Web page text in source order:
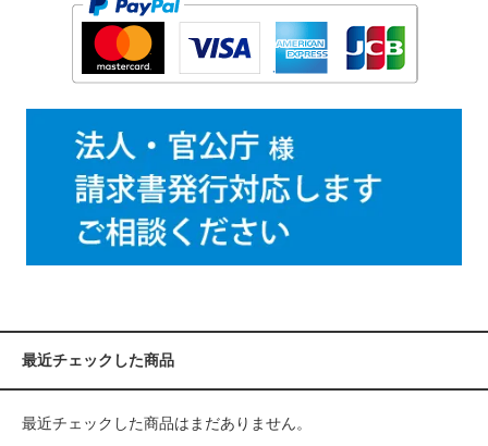
最近チェックした商品
最近チェックした商品はまだありません。